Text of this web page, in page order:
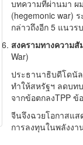
บทความที่ผ่านมา ผ
(hegemonic war)
กล่าวถึงอีก 5 แนวร
สงครามทางความสั
War)
ประธานาธิบดีโดนัล
ทำให้สหรัฐฯ ลดบท
จากข้อตกลงTPP
จีนจึงฉวยโอกาสแ
การลงทุนในพลังง